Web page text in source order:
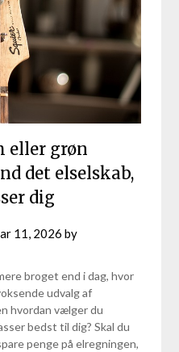
eller grøn
det elselskab,
dig
11, 2026 by
broget end i dag, hvor
udvalg af
hvordan vælger du
bedst til dig? Skal du
penge på elregningen,